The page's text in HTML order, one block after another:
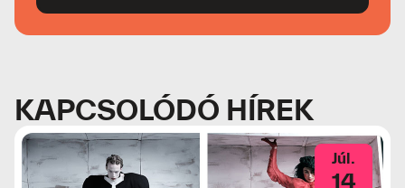
KAPCSOLÓDÓ HÍREK
Júl.
14